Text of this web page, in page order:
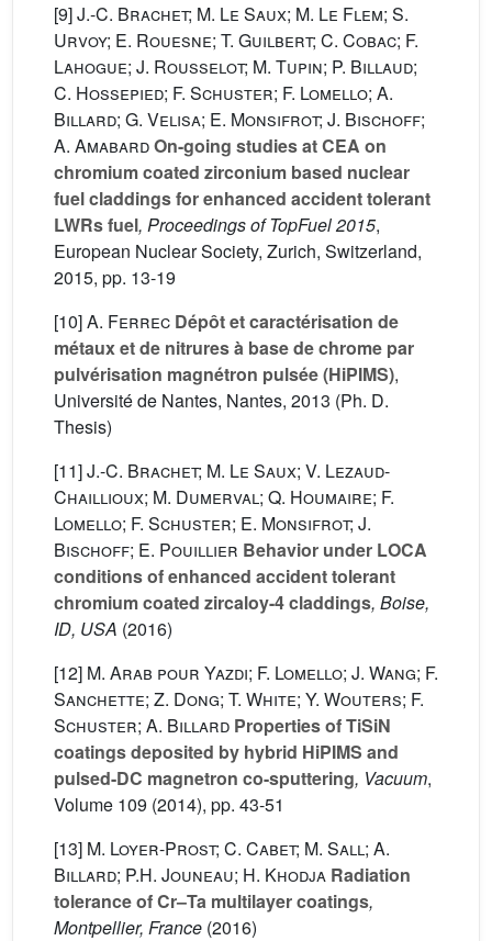
[9]J.-C. Brachet; M. Le Saux; M. Le Flem; S.
Urvoy; E. Rouesne; T. Guilbert; C. Cobac; F.
Lahogue; J. Rousselot; M. Tupin; P. Billaud;
C. Hossepied; F. Schuster; F. Lomello; A.
Billard; G. Velisa; E. Monsifrot; J. Bischoff;
A. AmabardOn-going studies at CEA on
chromium coated zirconium based nuclear
fuel claddings for enhanced accident tolerant
LWRs fuel, Proceedings of TopFuel 2015,
European Nuclear Society, Zurich, Switzerland,
2015, pp. 13-19
[10]A. Ferrec Dépôt et caractérisation de
métaux et de nitrures à base de chrome par
pulvérisation magnétron pulsée (HiPIMS),
Université de Nantes, Nantes, 2013 (Ph. D.
Thesis)
[11]J.-C. Brachet; M. Le Saux; V. Lezaud-
Chaillioux; M. Dumerval; Q. Houmaire; F.
Lomello; F. Schuster; E. Monsifrot; J.
Bischoff; E. Pouillier Behavior under LOCA
conditions of enhanced accident tolerant
chromium coated zircaloy-4 claddings, Boise,
ID, USA (2016)
[12] M. Arab pour Yazdi; F. Lomello; J. Wang; F.
Sanchette; Z. Dong; T. White; Y. Wouters; F.
Schuster; A. Billard Properties of TiSiN
coatings deposited by hybrid HiPIMS and
pulsed-DC magnetron co-sputtering, Vacuum,
Volume 109 (2014), pp. 43-51
[13] M. Loyer-Prost; C. Cabet; M. Sall; A.
Billard; P.H. Jouneau; H. Khodja Radiation
tolerance of Cr–Ta multilayer coatings,
Montpellier, France (2016)